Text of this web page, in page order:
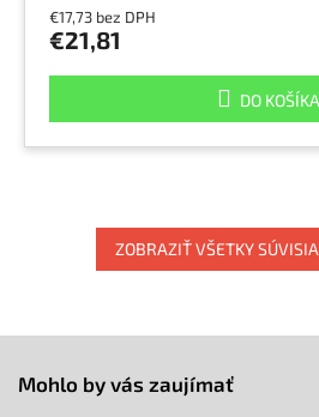
€17,73 bez DPH
€21,81
DO KOŠÍKA
ZOBRAZIŤ VŠETKY
Mohlo by vás zaujímať